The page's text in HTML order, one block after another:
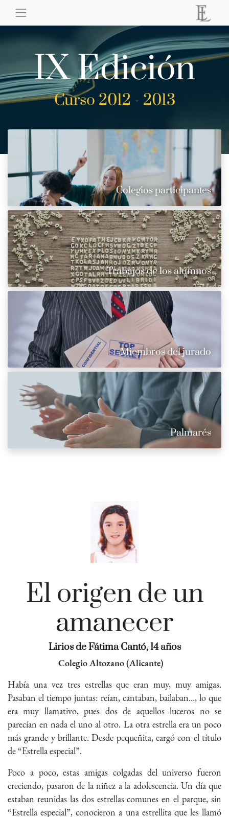
IX Edición
Curso 2012 - 2013
Colegios participantes
Trabajos de los alumnos
Miembros del jurado
Palmarés
El origen de un
amanecer
Lirios de Fátima Cantó, 14 años
Colegio Altozano (Alicante)
Había una vez tres estrellas que eran muy, muy amigas.
Pasaban el tiempo juntas: reían, cantaban, bailaban…, lo que
era muy llamativo, pues dos de aquellos luceros no se
parecían en nada el uno al otro. La otra estrella era un poco
más grande y brillante. Desde pequeñita, cargó con el título
de “Estrella especial”.
Poco a poco, estas amigas colgadas del universo fueron
creciendo, pasaron de la niñez a la adolescencia. Un día que
estaban reunidas las dos estrellas comunes en el parque, sin
“Estrella especial”, conocieron a una estrellita que les llamó